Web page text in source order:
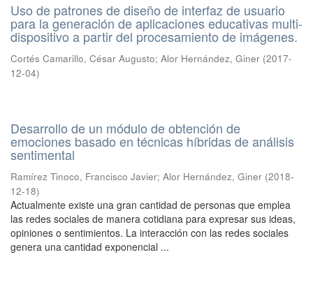
Uso de patrones de diseño de interfaz de usuario
para la generación de aplicaciones educativas multi-
dispositivo a partir del procesamiento de imágenes.
Cortés Camarillo, César Augusto; Alor Hernández, Giner (2017-
12-04)
Desarrollo de un módulo de obtención de
emociones basado en técnicas híbridas de análisis
sentimental
Ramírez Tinoco, Francisco Javier; Alor Hernández, Giner (2018-
12-18)
Actualmente existe una gran cantidad de personas que emplea
las redes sociales de manera cotidiana para expresar sus ideas,
opiniones o sentimientos. La interacción con las redes sociales
genera una cantidad exponencial ...